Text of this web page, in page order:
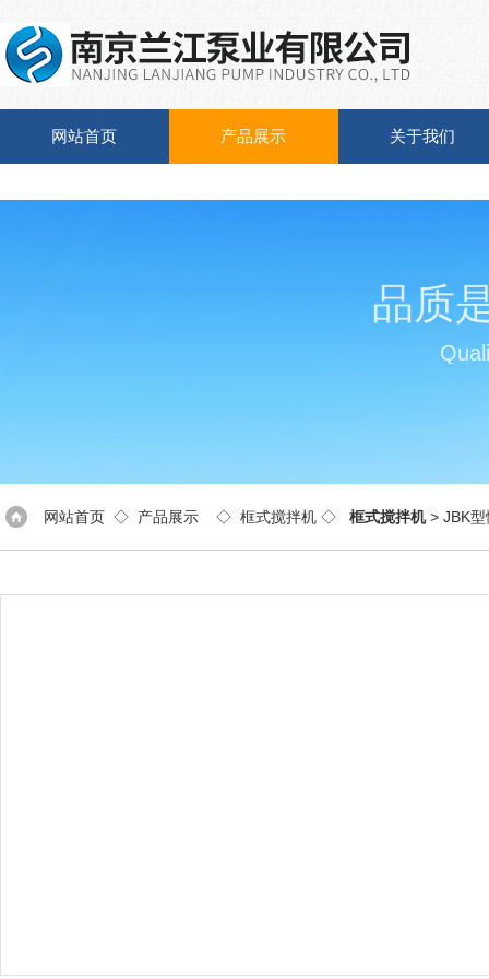
网站首页 产品展示 关于我们
品质
网站首页 ◇ 产品展示 ◇ 框式搅拌机 ◇ 框式搅拌机> JBK型